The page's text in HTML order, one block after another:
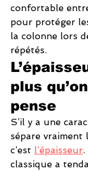
confortable
pour protéger
la colonne lors
répétés.
plus
pense
S’il y a une
sépare vraiment
c’est l’épaisseur.
classique a